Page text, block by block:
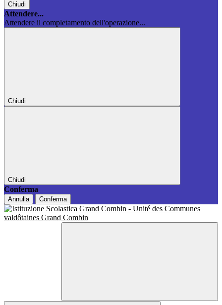
Chiudi
Attendere...
Attendere il completamento dell'operazione...
Chiudi
Chiudi
Conferma
Annulla Conferma